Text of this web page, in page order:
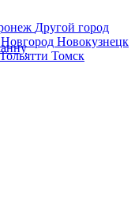
Другой город
Новокузнецк
Тольятти Томск